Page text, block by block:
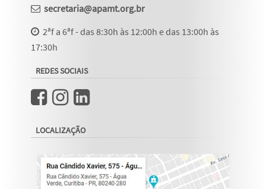
secretaria@apamt.org.br
2ªf a 6ªf - das 8:30h às 12:00h e das 13:00h às
17:30h
REDES SOCIAIS
LOCALIZAÇÃO